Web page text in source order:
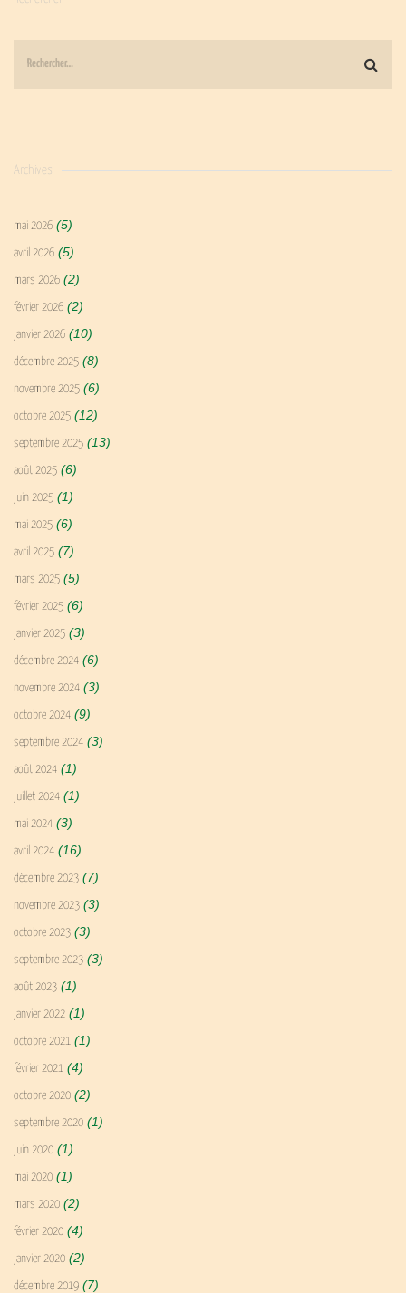
Archives
mai 2026 (5)
avril 2026 (5)
mars 2026 (2)
février 2026 (2)
janvier 2026 (10)
décembre 2025 (8)
novembre 2025 (6)
octobre 2025 (12)
septembre 2025 (13)
août 2025 (6)
juin 2025 (1)
mai 2025 (6)
avril 2025 (7)
mars 2025 (5)
février 2025 (6)
janvier 2025 (3)
décembre 2024 (6)
novembre 2024 (3)
octobre 2024 (9)
septembre 2024 (3)
août 2024 (1)
juillet 2024 (1)
mai 2024 (3)
avril 2024 (16)
décembre 2023 (7)
novembre 2023 (3)
octobre 2023 (3)
septembre 2023 (3)
août 2023 (1)
janvier 2022 (1)
octobre 2021 (1)
février 2021 (4)
octobre 2020 (2)
septembre 2020 (1)
juin 2020 (1)
mai 2020 (1)
mars 2020 (2)
février 2020 (4)
janvier 2020 (2)
décembre 2019 (7)